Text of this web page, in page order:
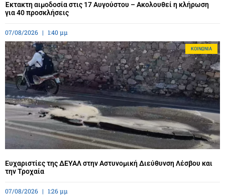
Έκτακτη αιμοδοσία στις 17 Αυγούστου – Ακολουθεί η κλήρωση
για 40 προσκλήσεις
07/08/2026 1:40 μμ
ΚΟΙΝΩΝΊΑ
Ευχαριστίες της ΔΕΥΑΛ στην Αστυνομική Διεύθυνση Λέσβου και
την Τροχαία
07/08/2026 1:26 μμ